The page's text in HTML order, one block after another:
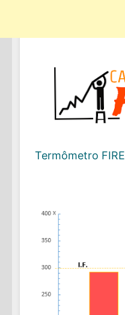
Termômetro FIRE